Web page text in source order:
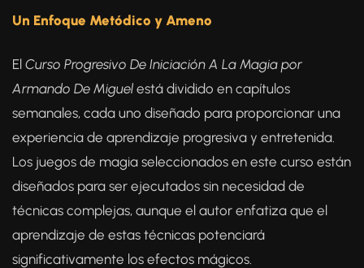
Un Enfoque Metódico y Ameno
El Curso Progresivo De Iniciación A La Magia por
Armando De Miguel está dividido en capítulos
semanales, cada uno diseñado para proporcionar una
experiencia de aprendizaje progresiva y entretenida.
Los juegos de magia seleccionados en este curso están
diseñados para ser ejecutados sin necesidad de
técnicas complejas, aunque el autor enfatiza que el
aprendizaje de estas técnicas potenciará
significativamente los efectos mágicos.